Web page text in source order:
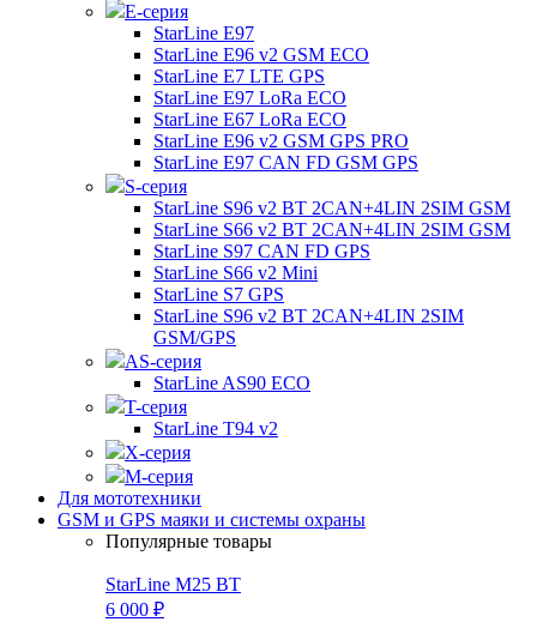
E-серия
StarLine E97
StarLine E96 v2 GSM ECO
StarLine E7 LTE GPS
StarLine E97 LoRa ECO
StarLine E67 LoRa ECO
StarLine E96 v2 GSM GPS PRO
StarLine E97 CAN FD GSM GPS
S-серия
StarLine S96 v2 BT 2CAN+4LIN 2SIM GSM
StarLine S66 v2 BT 2CAN+4LIN 2SIM GSM
StarLine S97 CAN FD GPS
StarLine S66 v2 Mini
StarLine S7 GPS
StarLine S96 v2 BT 2CAN+4LIN 2SIM
GSM/GPS
AS-серия
StarLine AS90 ECO
T-серия
StarLine T94 v2
X-серия
M-серия
Для мототехники
GSM и GPS маяки и системы охраны
Популярные товары
StarLine M25 BT
6 000 ₽